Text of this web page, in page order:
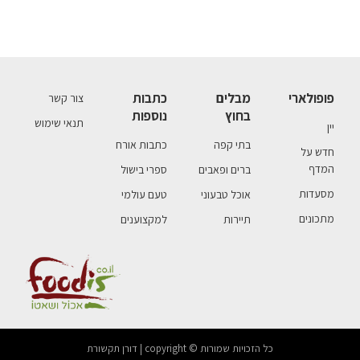
פופולארי
יין
חדש על
המדף
מסעדות
מתכונים
מבלים
בחוץ
בתי קפה
ברים ופאבים
אוכל טבעוני
תיירות
כתבות
נוספות
כתבות אורח
ספרי בישול
טעם עולמי
למקצוענים
צור קשר
תנאי שימוש
כל הזכויות שמורות © copyright | דורן תקשורת